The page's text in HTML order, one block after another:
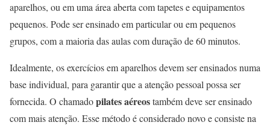
aparelhos, ou em uma área aberta com tapetes e equipamentos
pequenos. Pode ser ensinado em particular ou em pequenos
grupos, com a maioria das aulas com duração de 60 minutos.
Idealmente, os exercícios em aparelhos devem ser ensinados numa
base individual, para garantir que a atenção pessoal possa ser
fornecida. O chamadopilates aéreostambém deve ser ensinado
com mais atenção. Esse método é considerado novo e consiste na